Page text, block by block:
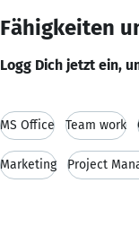
Fähigkeiten
Logg Dich jetzt ein,
MS Office Team work
Marketing Project